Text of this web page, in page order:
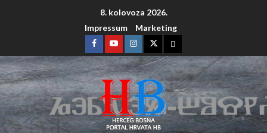
8. kolovoza 2026.
Impressum
Marketing